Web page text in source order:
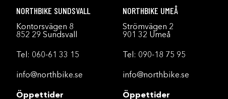
NORTHBIKE SUNDSVALL
Kontorsvägen 8
852 29 Sundsvall
Tel: 060-61 33 15
info@northbike.se
Öppettider
NORTHBIKE UMEÅ
Strömvägen 2
901 32 Umeå
Tel: 090-18 75 95
info@northbike.se
Öppettider